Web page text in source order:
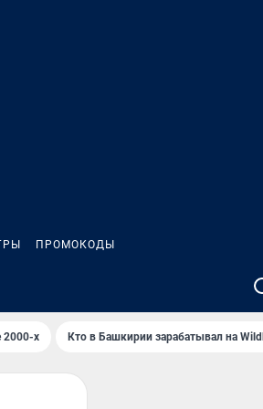
ПРОМОКОДЫ
2000-х Кто в Башкирии зарабатывал на